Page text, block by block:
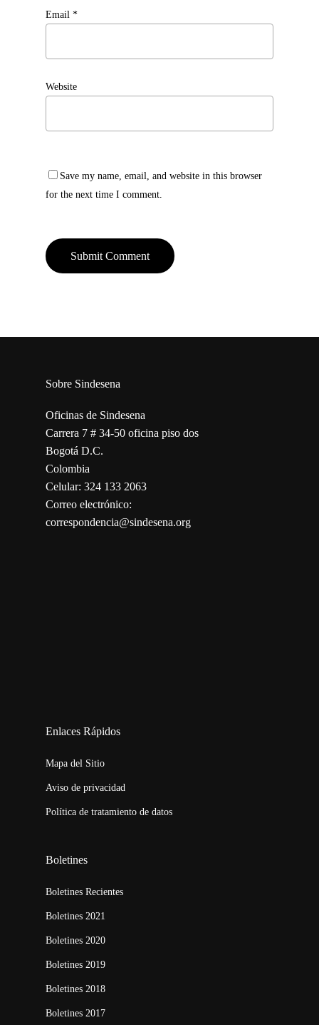
Email *
Website
Save my name, email, and website in this browser
for the next time I comment.
Sobre Sindesena
Oficinas de Sindesena
Carrera 7 # 34-50 oficina piso dos
Bogotá D.C.
Colombia
Celular: 324 133 2063
Correo electrónico:
correspondencia@sindesena.org
Enlaces Rápidos
Mapa del Sitio
Aviso de privacidad
Política de tratamiento de datos
Boletines
Boletines Recientes
Boletines 2021
Boletines 2020
Boletines 2019
Boletines 2018
Boletines 2017